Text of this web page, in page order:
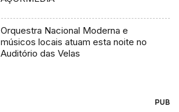
Orquestra Nacional Moderna e
músicos locais atuam esta noite no
Auditório das Velas
PUB